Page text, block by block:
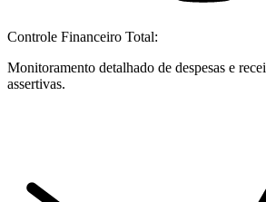
Controle Financeiro Total:
Monitoramento detalhado de despesas e
assertivas.